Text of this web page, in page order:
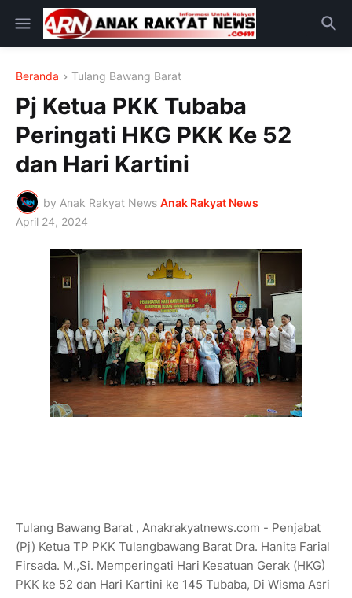
Beranda Tulang Bawang Barat
Pj Ketua PKK Tubaba
Peringati HKG PKK Ke 52
dan Hari Kartini
by Anak Rakyat News Anak Rakyat News
April 24, 2024
Tulang Bawang Barat , Anakrakyatnews.com - Penjabat
(Pj) Ketua TP PKK Tulangbawang Barat Dra. Hanita Farial
Firsada. M.,Si. Memperingati Hari Kesatuan Gerak (HKG)
PKK ke 52 dan Hari Kartini ke 145 Tubaba, Di Wisma Asri